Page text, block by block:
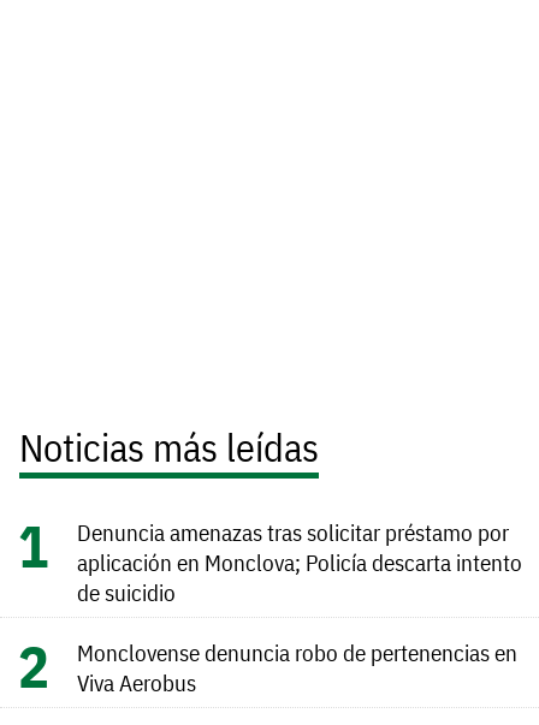
Noticias más leídas
Denuncia amenazas tras solicitar préstamo por
aplicación en Monclova; Policía descarta intento
de suicidio
Monclovense denuncia robo de pertenencias en
Viva Aerobus